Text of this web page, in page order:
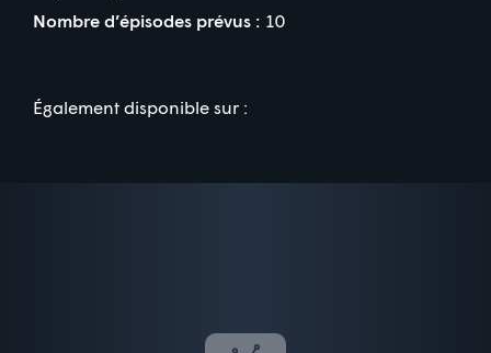
Nombre d’épisodes prévus : 10
Également disponible sur :